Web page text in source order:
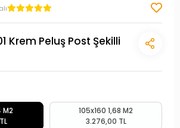
Krem Peluş Post Şekilli
M2
105x160 1,68 M2
3.276,00 TL